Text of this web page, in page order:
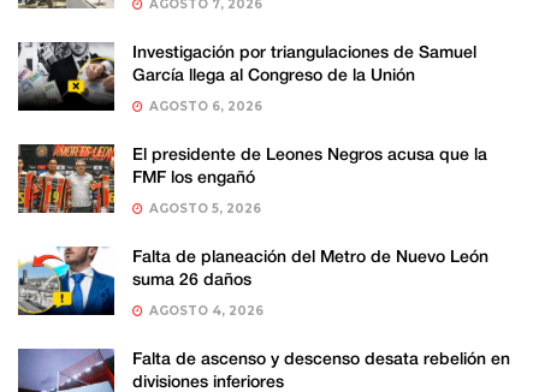
AGOSTO 7, 2026
Investigación por triangulaciones de Samuel
García llega al Congreso de la Unión
AGOSTO 6, 2026
El presidente de Leones Negros acusa que la
FMF los engañó
AGOSTO 5, 2026
Falta de planeación del Metro de Nuevo León
suma 26 daños
AGOSTO 4, 2026
Falta de ascenso y descenso desata rebelión en
divisiones inferiores